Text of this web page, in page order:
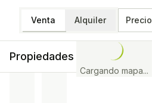
Venta Alquiler Precio
Propiedades
Cargando mapa...